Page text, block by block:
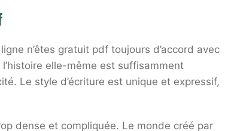
n’êtes gratuit pdf toujours d’accord avec
elle-même est suffisamment
Le style d’écriture est unique et expressif,
dense et compliquée. Le monde créé par